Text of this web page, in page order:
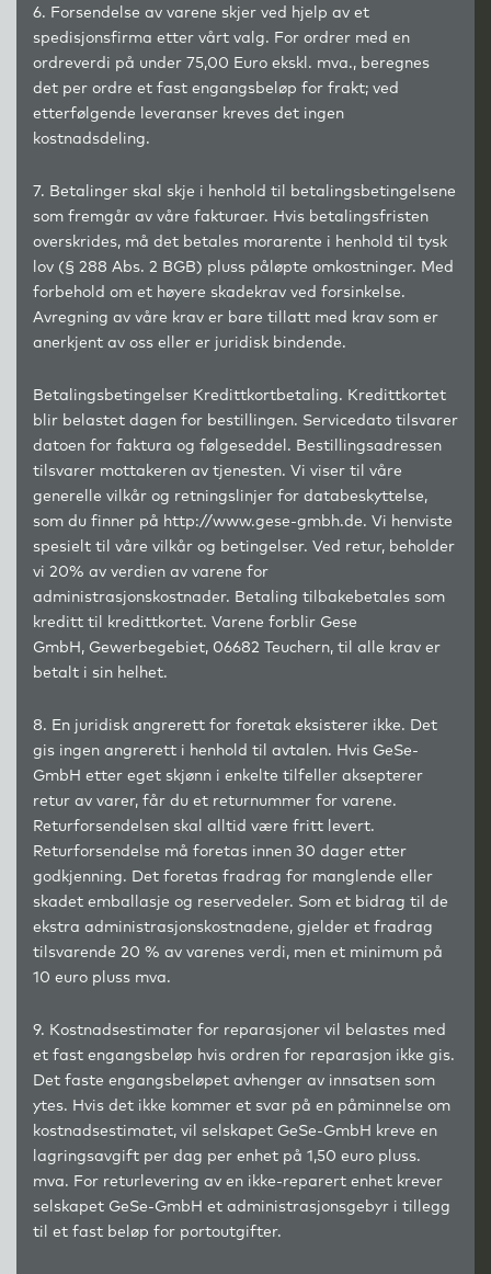
6. Forsendelse av varene skjer ved hjelp av et
spedisjonsfirma etter vårt valg. For ordrer med en
ordreverdi på under 75,00 Euro ekskl. mva., beregnes
det per ordre et fast engangsbeløp for frakt; ved
etterfølgende leveranser kreves det ingen
kostnadsdeling.
7. Betalinger skal skje i henhold til betalingsbetingelsene
som fremgår av våre fakturaer. Hvis betalingsfristen
overskrides, må det betales morarente i henhold til tysk
lov (§ 288 Abs. 2 BGB) pluss påløpte omkostninger. Med
forbehold om et høyere skadekrav ved forsinkelse.
Avregning av våre krav er bare tillatt med krav som er
anerkjent av oss eller er juridisk bindende.
Betalingsbetingelser Kredittkortbetaling. Kredittkortet
blir belastet dagen for bestillingen. Servicedato tilsvarer
datoen for faktura og følgeseddel. Bestillingsadressen
tilsvarer mottakeren av tjenesten. Vi viser til våre
generelle vilkår og retningslinjer for databeskyttelse,
som du finner på http://www.gese-gmbh.de. Vi henviste
spesielt til våre vilkår og betingelser. Ved retur, beholder
vi 20% av verdien av varene for
administrasjonskostnader. Betaling tilbakebetales som
kreditt til kredittkortet. Varene forblir Gese
GmbH, Gewerbegebiet, 06682 Teuchern, til alle krav er
betalt i sin helhet.
8. En juridisk angrerett for foretak eksisterer ikke. Det
gis ingen angrerett i henhold til avtalen. Hvis GeSe-
GmbH etter eget skjønn i enkelte tilfeller aksepterer
retur av varer, får du et returnummer for varene.
Returforsendelsen skal alltid være fritt levert.
Returforsendelse må foretas innen 30 dager etter
godkjenning. Det foretas fradrag for manglende eller
skadet emballasje og reservedeler. Som et bidrag til de
ekstra administrasjonskostnadene, gjelder et fradrag
tilsvarende 20 % av varenes verdi, men et minimum på
10 euro pluss mva.
9. Kostnadsestimater for reparasjoner vil belastes med
et fast engangsbeløp hvis ordren for reparasjon ikke gis.
Det faste engangsbeløpet avhenger av innsatsen som
ytes. Hvis det ikke kommer et svar på en påminnelse om
kostnadsestimatet, vil selskapet GeSe-GmbH kreve en
lagringsavgift per dag per enhet på 1,50 euro pluss.
mva. For returlevering av en ikke-reparert enhet krever
selskapet GeSe-GmbH et administrasjonsgebyr i tillegg
til et fast beløp for portoutgifter.